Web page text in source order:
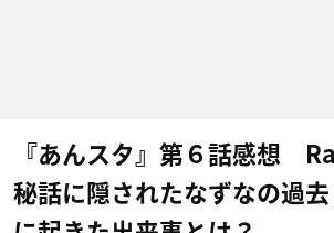
『あんスタ』第６話感想
秘話に隠されたなずなの過